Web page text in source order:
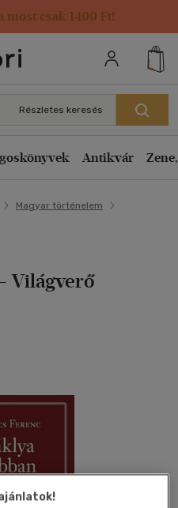
most csak 1499 Ft!
Részletes keresés
Antikvár
Magyar történelem
- Világverő